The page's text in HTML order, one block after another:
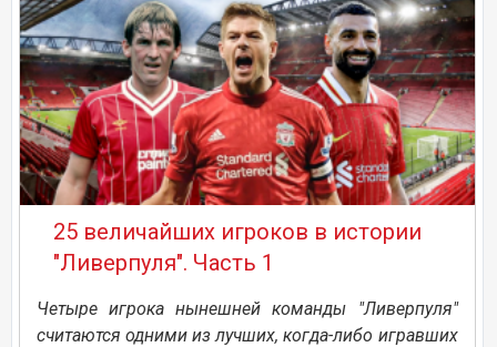
25 величайших игроков в истории
"Ливерпуля". Часть 1
Четыре игрока нынешней команды "Ливерпуля"
считаются одними из лучших, когда-либо игравших